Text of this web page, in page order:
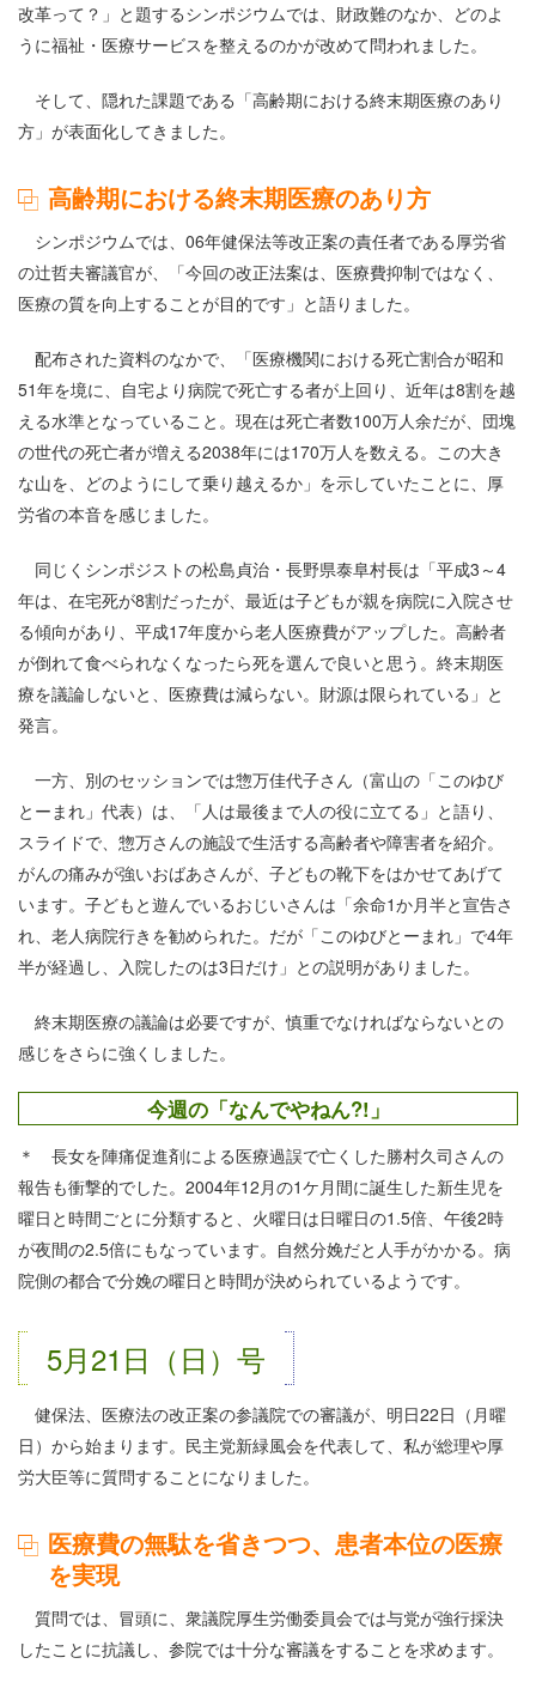
改革って？」と題するシンポジウムでは、財政難のなか、どのよ
うに福祉・医療サービスを整えるのかが改めて問われました。
そして、隠れた課題である「高齢期における終末期医療のあり
方」が表面化してきました。
高齢期における終末期医療のあり方
シンポジウムでは、06年健保法等改正案の責任者である厚労省
の辻哲夫審議官が、「今回の改正法案は、医療費抑制ではなく、
医療の質を向上することが目的です」と語りました。
配布された資料のなかで、「医療機関における死亡割合が昭和
51年を境に、自宅より病院で死亡する者が上回り、近年は8割を越
える水準となっていること。現在は死亡者数100万人余だが、団塊
の世代の死亡者が増える2038年には170万人を数える。この大き
な山を、どのようにして乗り越えるか」を示していたことに、厚
労省の本音を感じました。
同じくシンポジストの松島貞治・長野県泰阜村長は「平成3～4
年は、在宅死が8割だったが、最近は子どもが親を病院に入院させ
る傾向があり、平成17年度から老人医療費がアップした。高齢者
が倒れて食べられなくなったら死を選んで良いと思う。終末期医
療を議論しないと、医療費は減らない。財源は限られている」と
発言。
一方、別のセッションでは惣万佳代子さん（富山の「このゆび
とーまれ」代表）は、「人は最後まで人の役に立てる」と語り、
スライドで、惣万さんの施設で生活する高齢者や障害者を紹介。
がんの痛みが強いおばあさんが、子どもの靴下をはかせてあげて
います。子どもと遊んでいるおじいさんは「余命1か月半と宣告さ
れ、老人病院行きを勧められた。だが「このゆびとーまれ」で4年
半が経過し、入院したのは3日だけ」との説明がありました。
終末期医療の議論は必要ですが、慎重でなければならないとの
感じをさらに強くしました。
今週の「なんでやねん?!」
＊ 長女を陣痛促進剤による医療過誤で亡くした勝村久司さんの
報告も衝撃的でした。2004年12月の1ケ月間に誕生した新生児を
曜日と時間ごとに分類すると、火曜日は日曜日の1.5倍、午後2時
が夜間の2.5倍にもなっています。自然分娩だと人手がかかる。病
院側の都合で分娩の曜日と時間が決められているようです。
5月21日（日）号
健保法、医療法の改正案の参議院での審議が、明日22日（月曜
日）から始まります。民主党新緑風会を代表して、私が総理や厚
労大臣等に質問することになりました。
医療費の無駄を省きつつ、患者本位の医療
を実現
質問では、冒頭に、衆議院厚生労働委員会では与党が強行採決
したことに抗議し、参院では十分な審議をすることを求めます。